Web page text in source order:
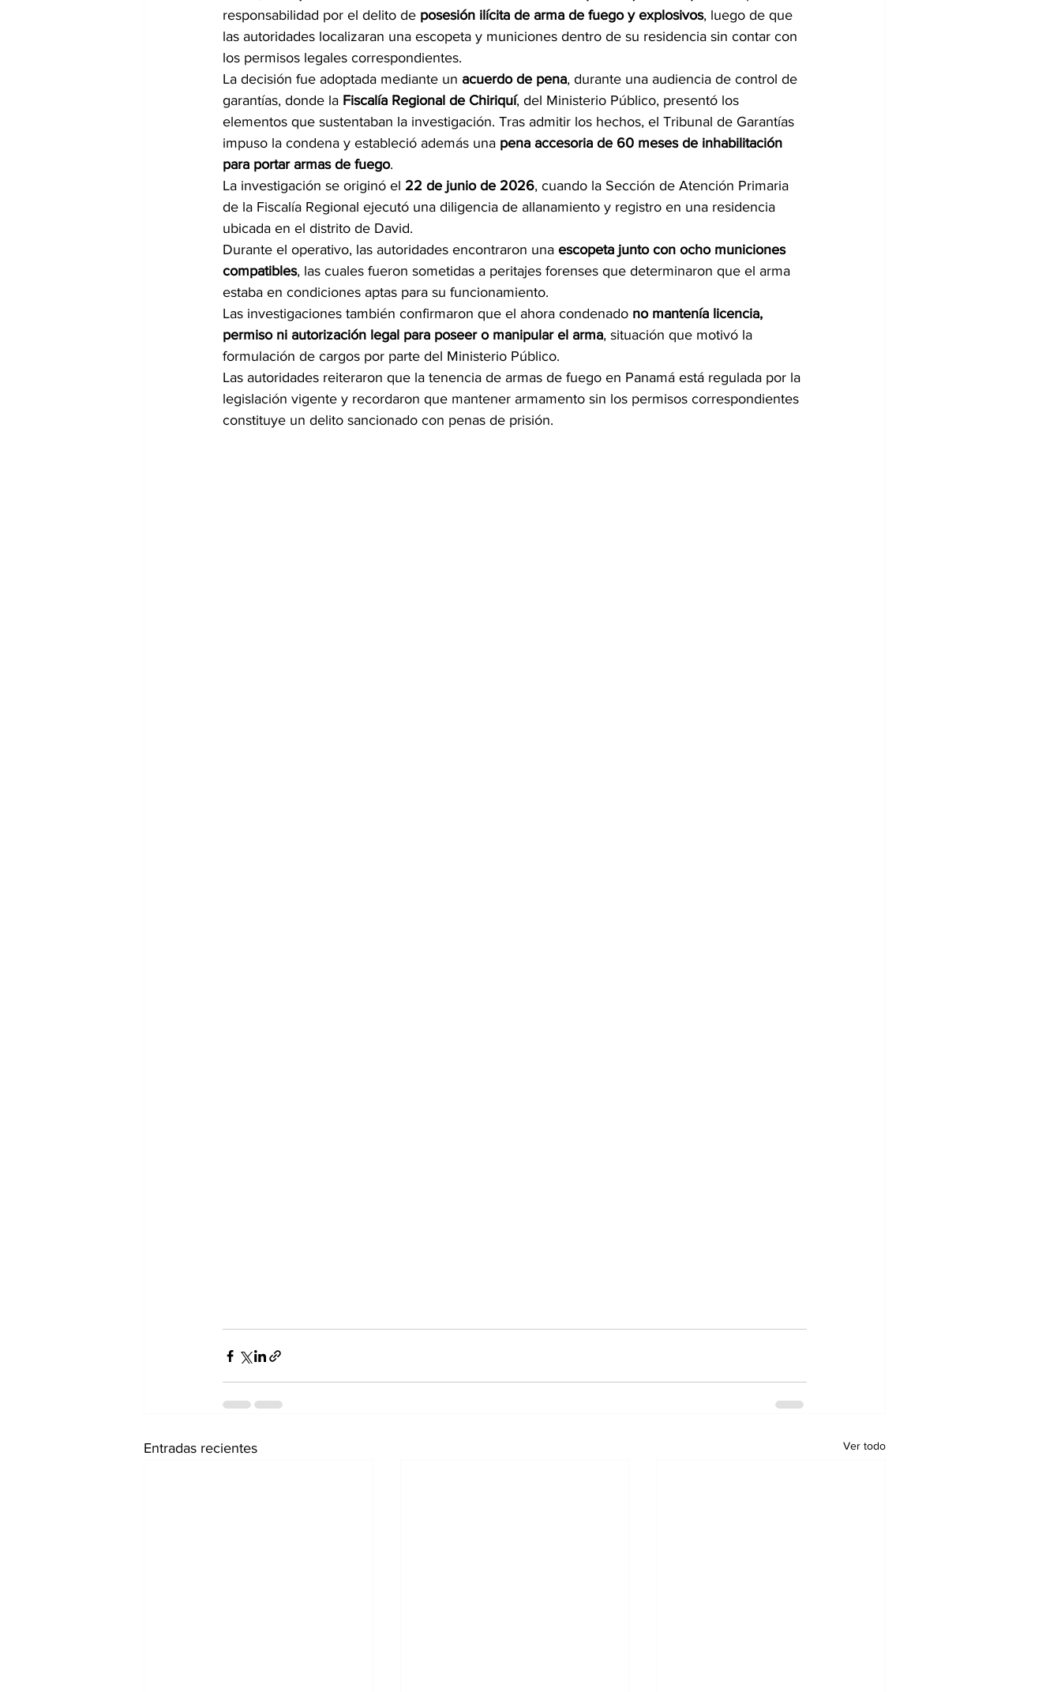
responsabilidad por el delito de posesión ilícita de arma de fuego y explosivos, luego de que
las autoridades localizaran una escopeta y municiones dentro de su residencia sin contar con
los permisos legales correspondientes.
La decisión fue adoptada mediante un acuerdo de pena, durante una audiencia de control de
garantías, donde la Fiscalía Regional de Chiriquí, del Ministerio Público, presentó los
elementos que sustentaban la investigación. Tras admitir los hechos, el Tribunal de Garantías
impuso la condena y estableció además una pena accesoria de 60 meses de inhabilitación
para portar armas de fuego.
La investigación se originó el 22 de junio de 2026, cuando la Sección de Atención Primaria
de la Fiscalía Regional ejecutó una diligencia de allanamiento y registro en una residencia
ubicada en el distrito de David.
Durante el operativo, las autoridades encontraron una escopeta junto con ocho municiones
compatibles, las cuales fueron sometidas a peritajes forenses que determinaron que el arma
estaba en condiciones aptas para su funcionamiento.
Las investigaciones también confirmaron que el ahora condenado no mantenía licencia,
permiso ni autorización legal para poseer o manipular el arma, situación que motivó la
formulación de cargos por parte del Ministerio Público.
Las autoridades reiteraron que la tenencia de armas de fuego en Panamá está regulada por la
legislación vigente y recordaron que mantener armamento sin los permisos correspondientes
constituye un delito sancionado con penas de prisión.
Entradas recientes Ver todo